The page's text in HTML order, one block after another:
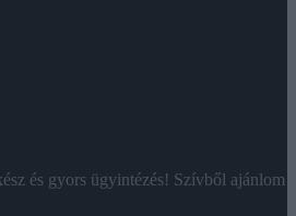
és gyors ügyintézés! Szívből ajánlom